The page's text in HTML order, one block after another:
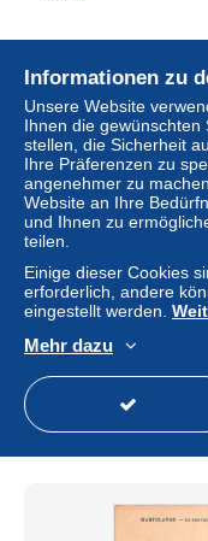
Informationen zu
Unsere Website
Ihnen die gewünschten
stellen, die Sicherheit
Ihre Präferenzen zu
angenehmer zu
Website an Ihre
und Ihnen zu
teilen.
Einige dieser Cookies
erforderlich, andere
eingestellt werden.
Mehr dazu